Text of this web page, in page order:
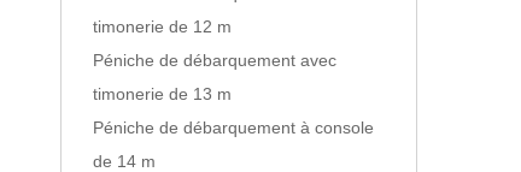
timonerie de 12 m
Péniche de débarquement avec
timonerie de 13 m
Péniche de débarquement à console
de 14 m